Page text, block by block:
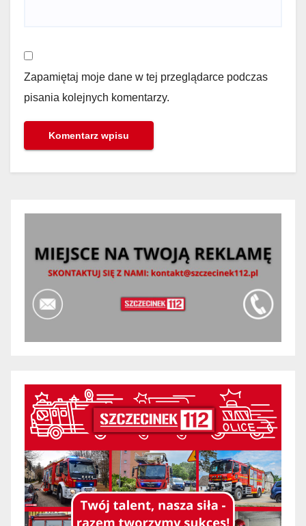
Zapamiętaj moje dane w tej przeglądarce podczas
pisania kolejnych komentarzy.